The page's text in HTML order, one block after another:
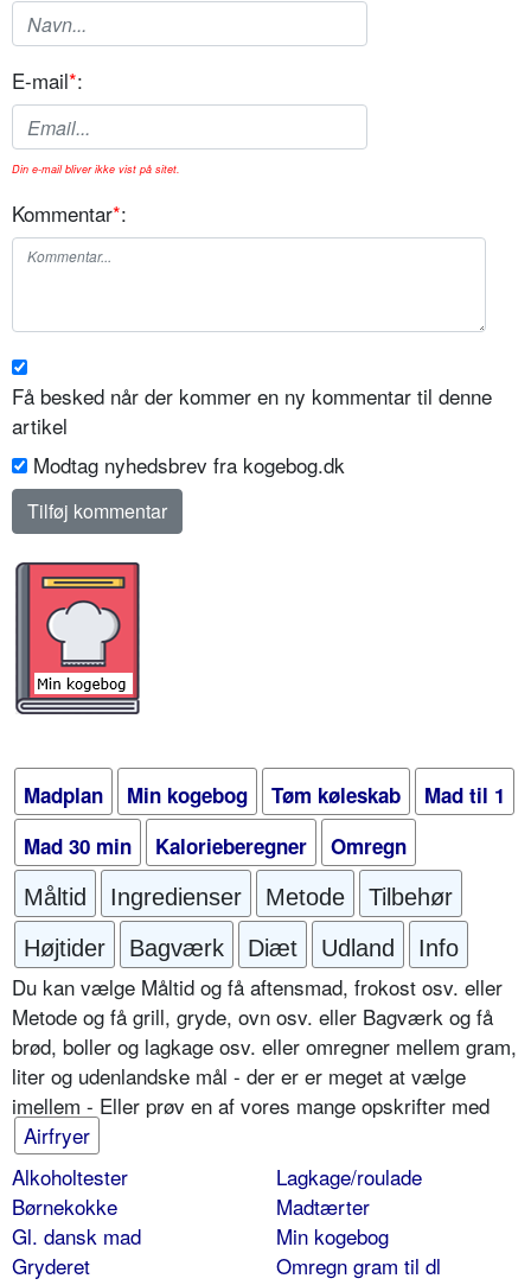
E-mail*:
Din e-mail bliver ikke vist på sitet.
Kommentar*:
Få besked når der kommer en ny kommentar til denne
artikel
Modtag nyhedsbrev fra kogebog.dk
Madplan Min kogebog Tøm køleskab
Mad til 1
Mad 30 min
Kalorieberegner Omregn
Måltid Ingredienser Metode
Tilbehør
Højtider
Bagværk Diæt Udland Info
Du kan vælge Måltid og få aftensmad, frokost osv. eller
Metode og få grill, gryde, ovn osv. eller Bagværk og få
brød, boller og lagkage osv. eller omregner mellem gram,
liter og udenlandske mål - der er er meget at vælge
imellem - Eller prøv en af vores mange opskrifter med
Airfryer
Alkoholtester
Børnekokke
Gl. dansk mad
Gryderet
Lagkage/roulade
Madtærter
Min kogebog
Omregn gram til dl